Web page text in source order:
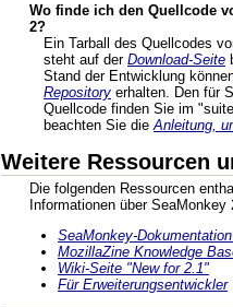
Wo finde ich den Quellcode
2?
Ein Tarball des Quellcodes
steht auf der Download-Seite
Stand der Entwicklung
Repository erhalten. Den für
Quellcode finden Sie im
beachten Sie die Anleitung,
Weitere Ressourcen
Die folgenden Ressourcen
Informationen über SeaMonkey
SeaMonkey-
MozillaZine Knowledge
Wiki-Seite "New for 2.1"
Für Erweiterungsentwickler